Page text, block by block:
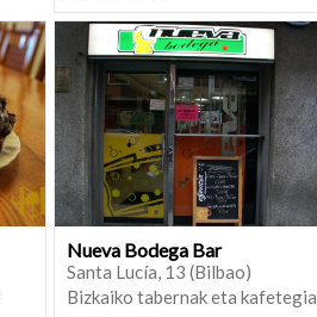
Nueva Bodega Bar
Santa Lucía, 13 (Bilbao)
Bizkaiko tabernak eta